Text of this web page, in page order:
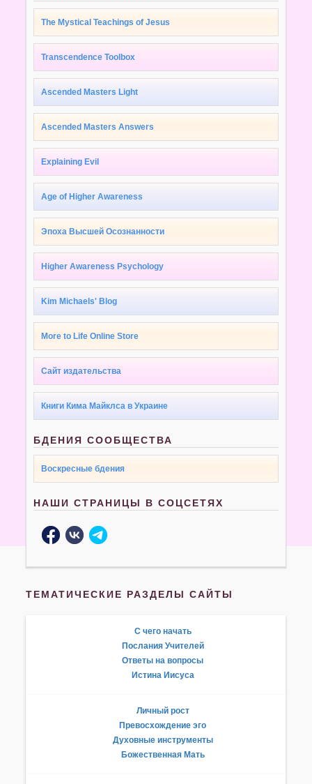
The Mystical Teachings of Jesus
Transcendence Toolbox
Ascended Masters Light
Ascended Masters Answers
Explaining Evil
Age of Higher Awareness
Эпоха Высшей Осознанности
Higher Awareness Psychology
Kim Michaels' Blog
More to Life Online Store
Сайт издательства
Книги Кима Майклса в Украине
БДЕНИЯ СООБЩЕСТВА
Воскресные бдения
НАШИ СТРАНИЦЫ В СОЦСЕТЯХ
ТЕМАТИЧЕСКИЕ РАЗДЕЛЫ САЙТЫ
С чего начать
Послания Учителей
Ответы на вопросы
Истина Иисуса
Личный рост
Превосхождение эго
Духовные инструменты
Божественная Мать